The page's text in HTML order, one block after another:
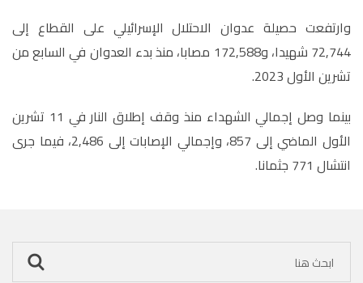
وارتفعت حصيلة عدوان الاحتلال الإسرائيلي على القطاع إلى
72,744 شهيدا، و172,588 مصابا، منذ بدء العدوان في السابع من
تشرين الأول 2023
.
بينما وصل إجمالي الشهداء منذ وقف إطلاق النار في 11 تشرين
الأول الماضي إلى 857، وإجمالي الإصابات إلى 2,486، فيما جرى
انتشال 771 جثمانا.